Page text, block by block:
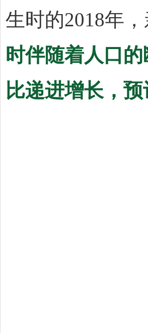
生时的2018年
时伴随着人口
比递进增长，